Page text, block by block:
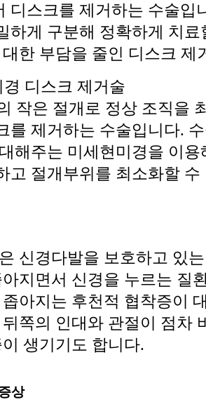
디스크를 제거하는 수술입
하게 구분해 정확하게 치
대한 부담을 줄인 디스크 제
디스크 제거술
작은 절개로 정상 조직을
를 제거하는 수술입니다.
해주는 미세현미경을 이
고 절개부위를 최소화할 수
신경다발을 보호하고 있
지면서 신경을 누르는 질
아지는 후천적 협착증이
쪽의 인대와 관절이 점차
생기기도 합니다.
상